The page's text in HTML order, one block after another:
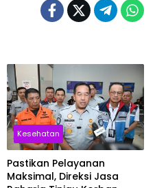
Kesehatan
Pastikan Pelayanan
Maksimal, Direksi Jasa